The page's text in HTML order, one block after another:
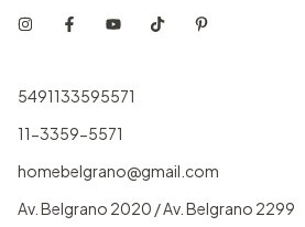
5491133595571
11-3359-5571
homebelgrano@gmail.com
Av. Belgrano 2020 / Av. Belgrano 2299